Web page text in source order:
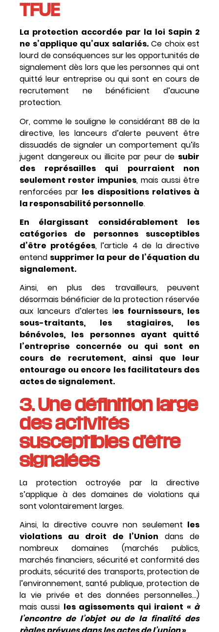
TFUE
La protection accordée par la loi Sapin 2
ne s’applique qu’aux salariés.Ce choix est
lourd de conséquences sur les opportunités de
signalement dès lors que les personnes qui ont
quitté leur entreprise ou qui sont en cours de
recrutement ne bénéficient d’aucune
protection.
Or, comme le souligne le considérant 88 de la
directive, les lanceurs d’alerte peuvent être
dissuadés de signaler un comportement qu’ils
jugent dangereux ou illicite par peur de subir
des représailles qui pourraient non
seulement rester impunies, mais aussi être
renforcées par les dispositions relatives à
la responsabilité personnelle.
En élargissant considérablement les
catégories de personnes susceptibles
d’être protégées, l’article 4 de la directive
entend supprimer la peur de l’équation du
signalement.
Ainsi, en plus des travailleurs, peuvent
désormais bénéficier de la protection réservée
aux lanceurs d’alertes les fournisseurs, les
sous-traitants, les stagiaires, les
bénévoles, les personnes ayant quitté
l’entreprise concernée ou qui sont en
cours de recrutement, ainsi que leur
entourage ou encore les facilitateurs des
actes de signalement.
3. Une définition large
des activités
susceptibles d’être
signalées
La protection octroyée par la directive
s’applique à des domaines de violations qui
sont volontairement larges.
Ainsi, la directive couvre non seulement les
violations au droit de l’Union dans de
nombreux domaines (marchés publics,
marchés financiers, sécurité et conformité des
produits, sécurité des transports, protection de
l’environnement, santé publique, protection de
la vie privée et des données personnelles…)
mais aussi les agissements qui iraient « à
l’encontre de l’objet ou de la finalité des